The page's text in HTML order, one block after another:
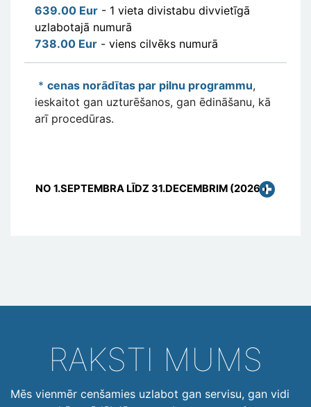
639.00 Eur - 1 vieta divistabu divvietīgā
uzlabotajā numurā
738.00 Eur - viens cilvēks numurā
* cenas norādītas par pilnu programmu,
ieskaitot gan uzturēšanos, gan ēdināšanu, kā
arī procedūras.
NO 1.SEPTEMBRA LĪDZ 31.DECEMBRIM (2026.)
RAKSTI MUMS
Mēs vienmēr cenšamies uzlabot gan servisu, gan vidi